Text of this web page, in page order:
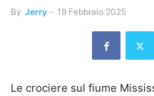
By Jerry - 19 Febbraio 2025
Le crociere sul fiume